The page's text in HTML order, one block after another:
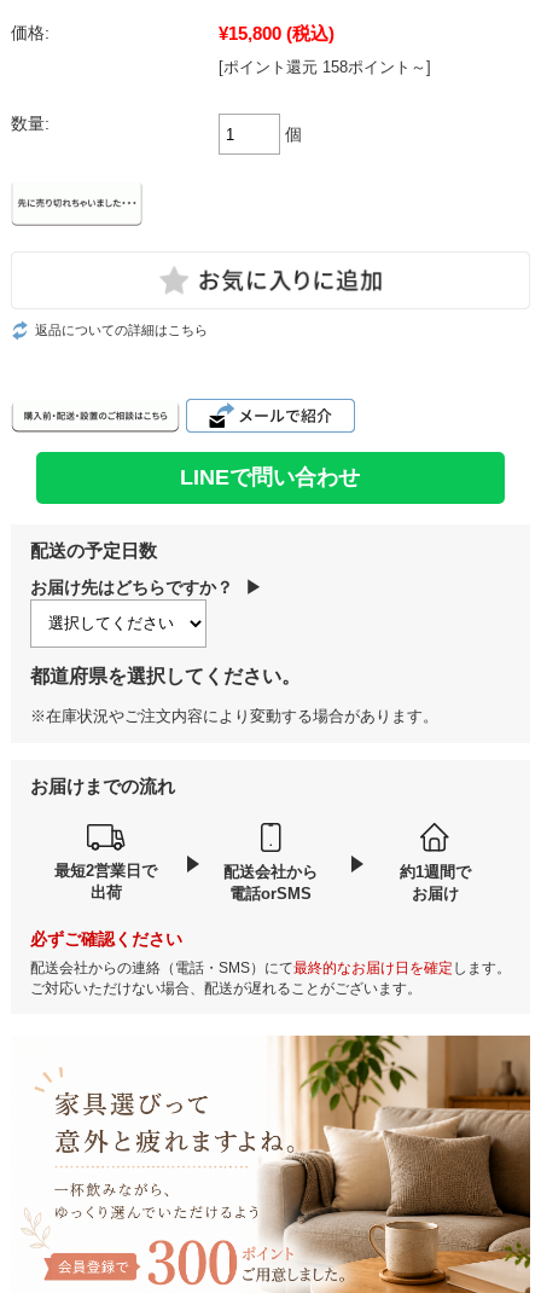
価格: ¥15,800 (税込)
[ポイント還元 158ポイント～]
数量:
個
返品についての詳細はこちら
LINEで問い合わせ
配送の予定日数
お届け先はどちらですか？ ▶
都道府県を選択してください。
※在庫状況やご注文内容により変動する場合があります。
お届けまでの流れ
最短2営業日で
出荷
配送会社から
電話orSMS
約1週間で
お届け
必ずご確認ください
配送会社からの連絡（電話・SMS）にて最終的なお届け日を確定 します。
ご対応いただけない場合、配送が遅れることがございます。